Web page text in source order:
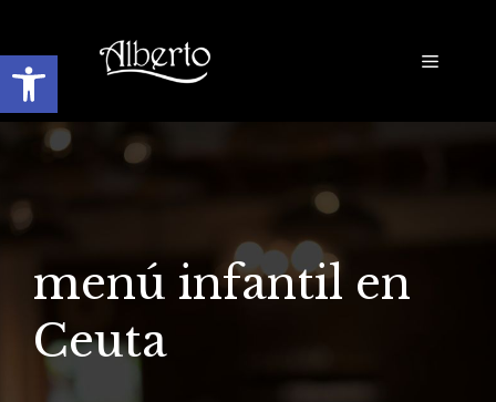
Abrir barra de herramientas
contenido
Menú
menú infantil en
Ceuta